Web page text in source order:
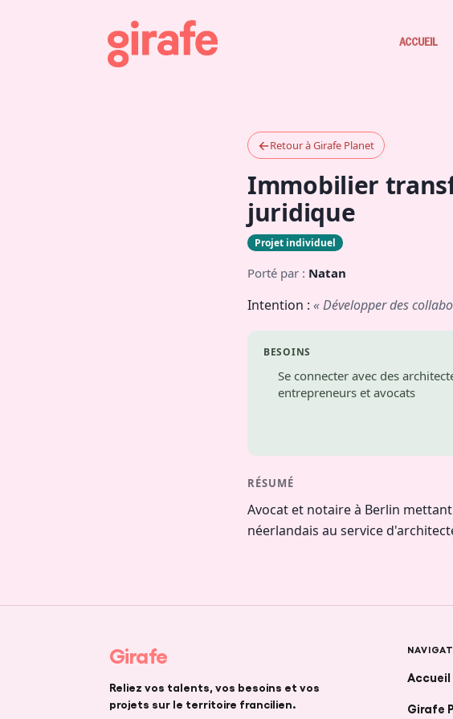
ACCUEIL
←Retour à Girafe Planet
Immobilier
juridique
Projet individuel
Porté par : Natan
Intention : « Développer des
BESOINS
Se connecter avec des
entrepreneurs et avocats
RÉSUMÉ
Avocat et notaire à Berlin
néerlandais au service
Girafe
Reliez vos talents, vos besoins et vos
projets sur le territoire francilien.
Accueil
Girafe